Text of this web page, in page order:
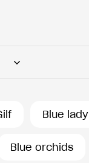
Blue lady
Blue orchids